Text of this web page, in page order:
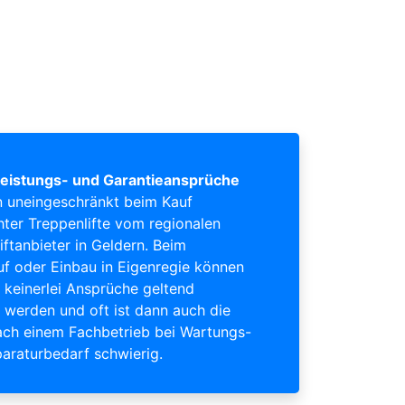
und Garantieansprüche
uneingeschränkt beim Kauf
Treppenlifte vom regionalen
in Geldern. Beim
oder Einbau in Eigenregie können
Ansprüche geltend
werden und oft ist dann auch die
einem Fachbetrieb bei Wartungs-
schwierig.